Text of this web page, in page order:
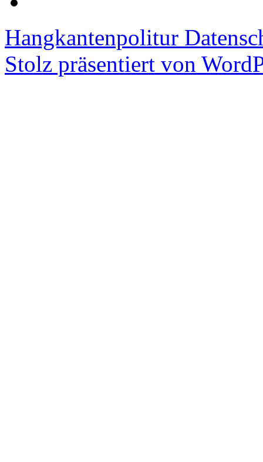
Hangkantenpolitur
Stolz präsentiert von